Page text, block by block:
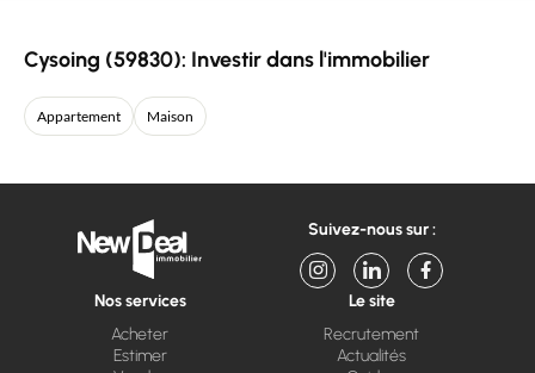
Cysoing (59830): Investir dans l'immobilier
Appartement Maison
Suivez-nous sur :
Nos services
Acheter
Estimer
Le site
Recrutement
Actualités